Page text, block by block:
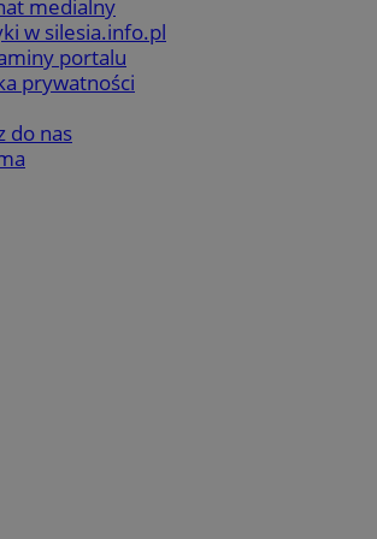
medialny
w silesia.info.pl
portalu
prywatności
do nas
orzesze.com.pl